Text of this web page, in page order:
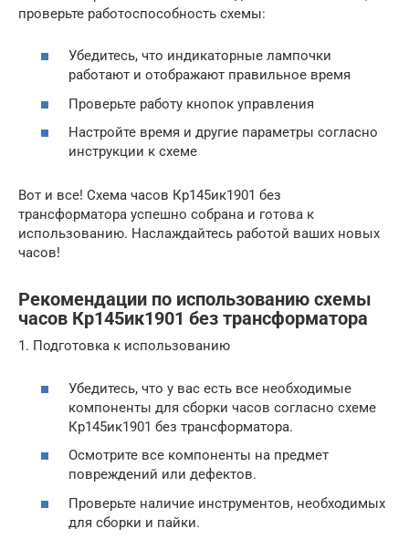
проверьте работоспособность схемы:
Убедитесь, что индикаторные лампочки
работают и отображают правильное время
Проверьте работу кнопок управления
Настройте время и другие параметры согласно
инструкции к схеме
Вот и все! Схема часов Кр145ик1901 без
трансформатора успешно собрана и готова к
использованию. Наслаждайтесь работой ваших новых
часов!
Рекомендации по использованию схемы
часов Кр145ик1901 без трансформатора
1. Подготовка к использованию
Убедитесь, что у вас есть все необходимые
компоненты для сборки часов согласно схеме
Кр145ик1901 без трансформатора.
Осмотрите все компоненты на предмет
повреждений или дефектов.
Проверьте наличие инструментов, необходимых
для сборки и пайки.